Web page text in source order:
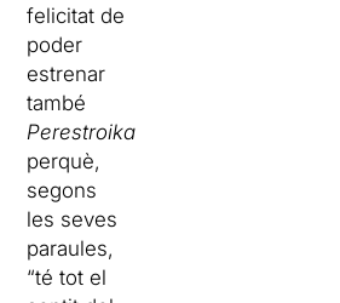
felicitat de
poder
estrenar
també
Perestroika
perquè,
segons
les seves
paraules,
“té tot el